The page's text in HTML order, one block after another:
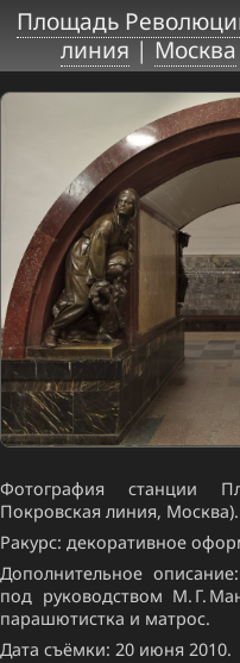
Площадь
линия|Москва
Фотография станции
Покровская линия, Москва).
Ракурс: декоративное
Дополнительное
под руководством М. Г.
парашютистка и матрос.
Дата съёмки: 20 июня 2010.